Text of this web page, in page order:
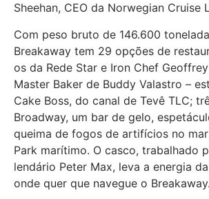
Sheehan, CEO da Norwegian Cruise
Com peso bruto de 146.600
Breakaway tem 29 opções de
os da Rede Star e Iron Chef
Master Baker de Buddy Valastro –
Cake Boss, do canal de Tevê TLC;
Broadway, um bar de gelo,
queima de fogos de artifícios no
Park marítimo. O casco, trabalhado
lendário Peter Max, leva a energia
onde quer que navegue o Breakaway.